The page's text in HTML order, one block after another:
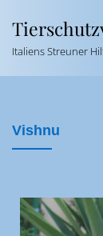
Italiens Streuner
Vishnu